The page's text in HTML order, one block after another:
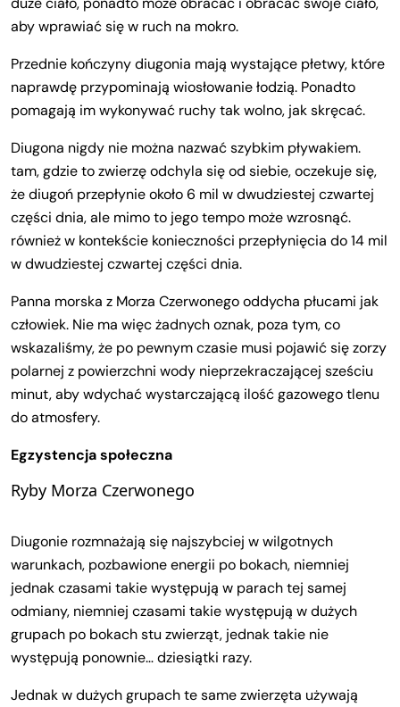
aby wprawiać się w ruch na mokro.
Przednie kończyny diugonia mają wystające płetwy, które
naprawdę przypominają wiosłowanie łodzią. Ponadto
pomagają im wykonywać ruchy tak wolno, jak skręcać.
Diugona nigdy nie można nazwać szybkim pływakiem.
tam, gdzie to zwierzę odchyla się od siebie, oczekuje się,
że diugoń przepłynie około 6 mil w dwudziestej czwartej
części dnia, ale mimo to jego tempo może wzrosnąć.
również w kontekście konieczności przepłynięcia do 14 mil
w dwudziestej czwartej części dnia.
Panna morska z Morza Czerwonego oddycha płucami jak
człowiek. Nie ma więc żadnych oznak, poza tym, co
wskazaliśmy, że po pewnym czasie musi pojawić się zorzy
polarnej z powierzchni wody nieprzekraczającej sześciu
minut, aby wdychać wystarczającą ilość gazowego tlenu
do atmosfery.
Egzystencja społeczna
Ryby Morza Czerwonego
Diugonie rozmnażają się najszybciej w wilgotnych
warunkach, pozbawione energii po bokach, niemniej
jednak czasami takie występują w parach tej samej
odmiany, niemniej czasami takie występują w dużych
grupach po bokach stu zwierząt, jednak takie nie
występują ponownie… dziesiątki razy.
Jednak w dużych grupach te same zwierzęta używają